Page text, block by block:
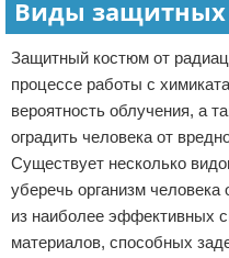
Виды
Защитный костюм от
процессе работы с
вероятность облучения, а
оградить человека от
Существует несколько
уберечь организм
из наиболее эффективных
материалов, способных